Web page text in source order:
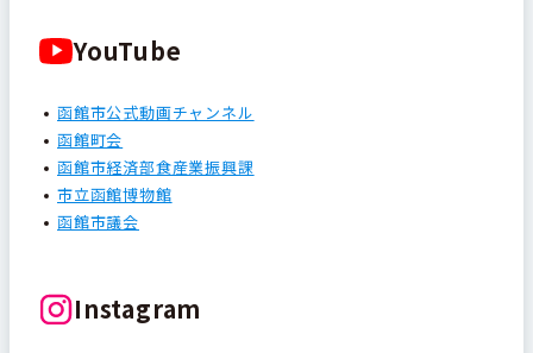
YouTube
函館市公式動画チャンネル
函館町会
函館市経済部食産業振興課
市立函館博物館
函館市議会
Instagram